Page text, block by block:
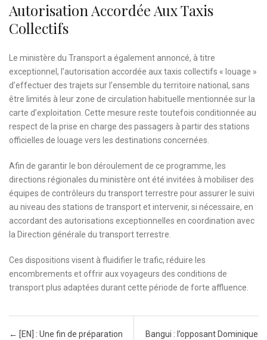
Autorisation Accordée Aux Taxis
Collectifs
Le ministère du Transport a également annoncé, à titre
exceptionnel, l’autorisation accordée aux taxis collectifs « louage »
d’effectuer des trajets sur l’ensemble du territoire national, sans
être limités à leur zone de circulation habituelle mentionnée sur la
carte d’exploitation. Cette mesure reste toutefois conditionnée au
respect de la prise en charge des passagers à partir des stations
officielles de louage vers les destinations concernées.
Afin de garantir le bon déroulement de ce programme, les
directions régionales du ministère ont été invitées à mobiliser des
équipes de contrôleurs du transport terrestre pour assurer le suivi
au niveau des stations de transport et intervenir, si nécessaire, en
accordant des autorisations exceptionnelles en coordination avec
la Direction générale du transport terrestre.
Ces dispositions visent à fluidifier le trafic, réduire les
encombrements et offrir aux voyageurs des conditions de
transport plus adaptées durant cette période de forte affluence.
Post navigation
← [EN] : Une fin de préparation
Bangui : l’opposant Dominique